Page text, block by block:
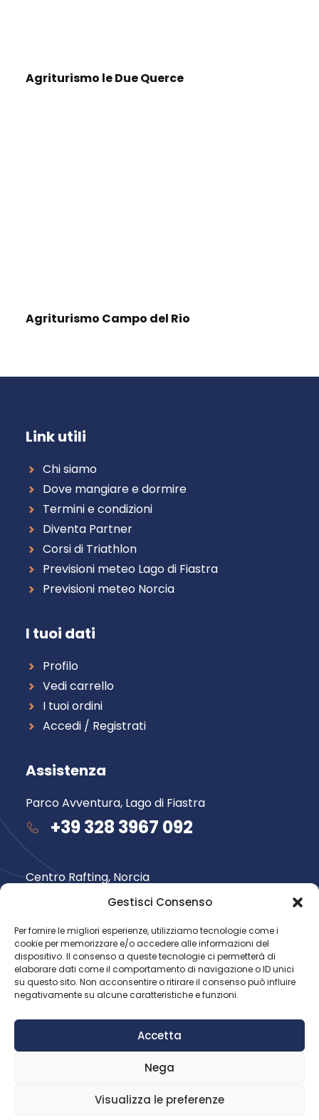
Gestisci Consenso
Per fornire le migliori esperienze, utilizziamo tecnologie come i
cookie per memorizzare e/o accedere alle informazioni del
dispositivo. Il consenso a queste tecnologie ci permetterà di
elaborare dati come il comportamento di navigazione o ID unici
su questo sito. Non acconsentire o ritirare il consenso può influire
negativamente su alcune caratteristiche e funzioni.
Accetta
Nega
Visualizza le preferenze
Agriturismo le Due Querce
Agriturismo Campo del Rio
Link utili
Chi siamo
Dove mangiare e dormire
Termini e condizioni
Diventa Partner
Corsi di Triathlon
Previsioni meteo Lago di Fiastra
Previsioni meteo Norcia
I tuoi dati
Profilo
Vedi carrello
I tuoi ordini
Accedi / Registrati
Assistenza
Parco Avventura, Lago di Fiastra
+39 328 3967 092
Centro Rafting, Norcia
+39 348 735 6565
Seguici su
© 2026 Avventura nel Parco.